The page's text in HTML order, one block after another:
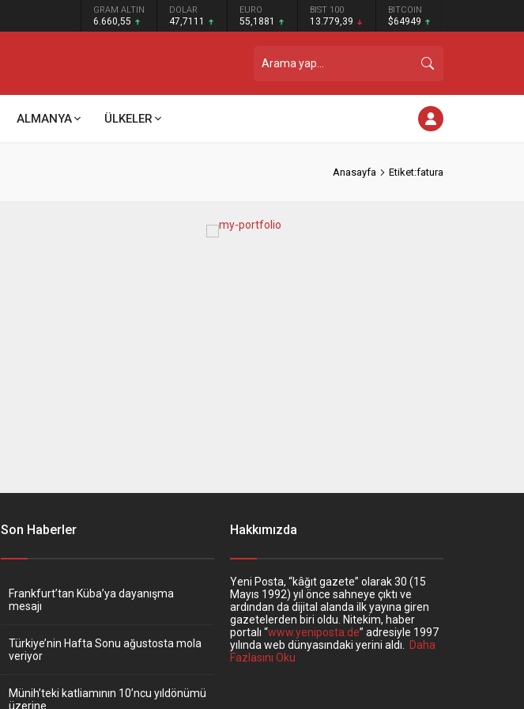
GRAM ALTIN
6.660,55
DOLAR
47,7111
EURO
55,1881
BIST 100
13.779,39
BITCOIN
$64949
ALMANYA ÜLKELER
Anasayfa Etiket:fatura
Son Haberler
Frankfurt’tan Küba’ya dayanışma
mesajı
Türkiye’nin Hafta Sonu ağustosta mola
veriyor
Münih’teki katliamının 10’ncu yıldönümü
üzerine
Hakkımızda
Yeni Posta, “kâğıt gazete” olarak 30 (15
Mayıs 1992) yıl önce sahneye çıktı ve
ardından da dijital alanda ilk yayına giren
gazetelerden biri oldu. Nitekim, haber
portalı “www.yeniposta.de” adresiyle 1997
yılında web dünyasındaki yerini aldı. Daha
Fazlasını Oku